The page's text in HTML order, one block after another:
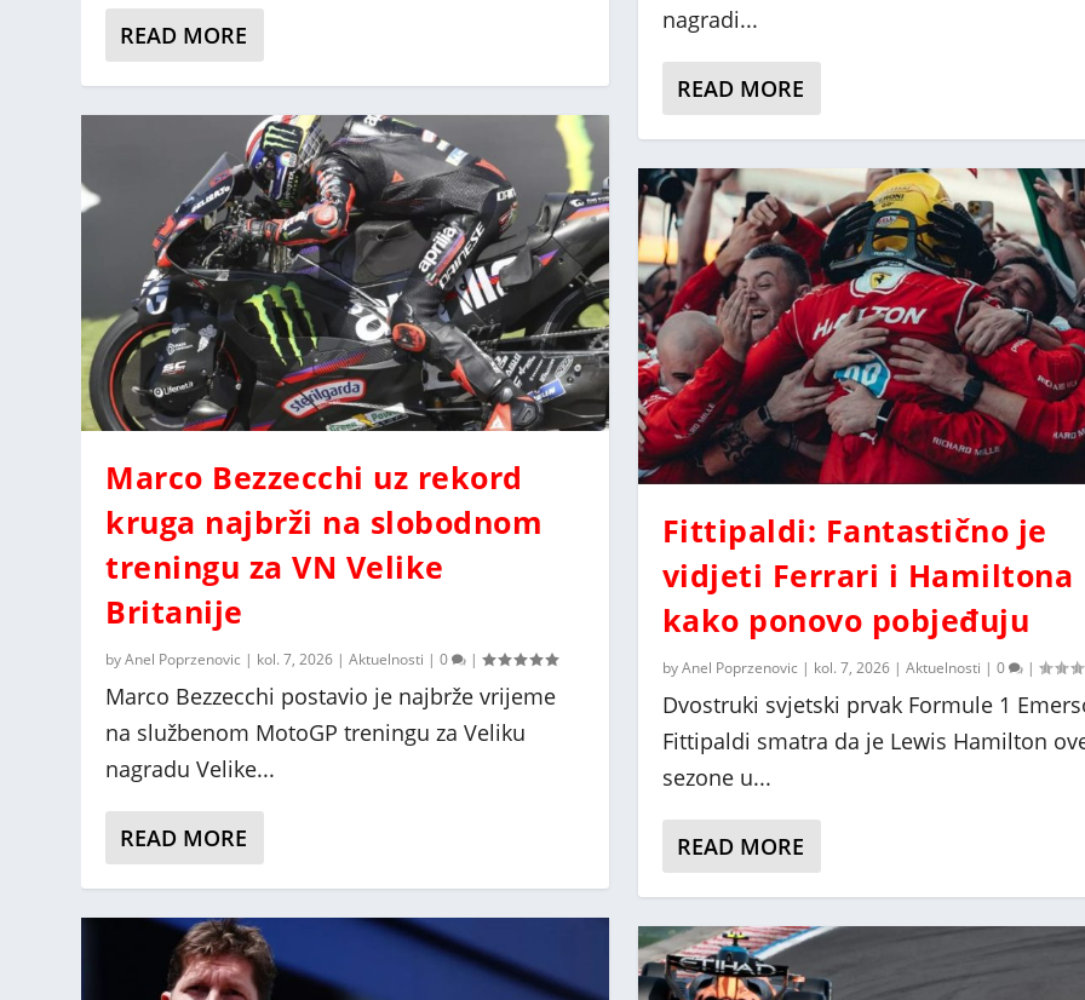
READ MORE
Marco Bezzecchi uz rekord
kruga najbrži na slobodnom
treningu za VN Velike
Britanije
byAnel Poprzenovic | kol. 7, 2026 |Aktuelnosti |0 |
Marco Bezzecchi postavio je najbrže vrijeme
na službenom MotoGP treningu za Veliku
nagradu Velike...
READ MORE
nagradi...
READ MORE
Fittipaldi: Fantastično je
vidjeti Ferrari i Hamiltona
kako ponovo pobjeđuju
byAnel Poprzenovic | kol. 7, 2026| Aktuelnosti | 0 |
Dvostruki svjetski prvak Formule 1
Fittipaldi smatra da je Lewis Hamilton
sezone u...
READ MORE